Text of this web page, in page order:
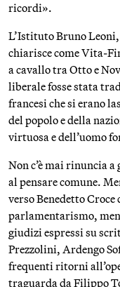
ricordi».
L’Istituto Bruno
chiarisce come Vita-
a cavallo tra Otto e
liberale fosse stata
francesi che si erano
del popolo e della
virtuosa e dell’uomo
Non c’è mai rinuncia
al pensare comune.
verso Benedetto
parlamentarismo,
giudizi espressi su
Prezzolini, Ardengo
frequenti ritorni
traguarda da Filippo